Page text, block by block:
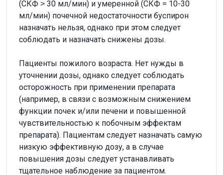
(СКФ ˃ 30 мл/мин) и умеренной (СКФ = 10-30
мл/мин) почечной недостаточности буспирон
назначать нельзя, однако при этом следует
соблюдать и назначать снижены дозы.
Пациенты пожилого возраста. Нет нужды в
уточнении дозы, однако следует соблюдать
осторожность при применении препарата
(например, в связи с возможным снижением
функции почек и/или печени и повышенной
чувствительностью к побочным эффектам
препарата). Пациентам следует назначать самую
низкую эффективную дозу, а в случае
повышения дозы следует устанавливать
тщательное наблюдение за пациентом.